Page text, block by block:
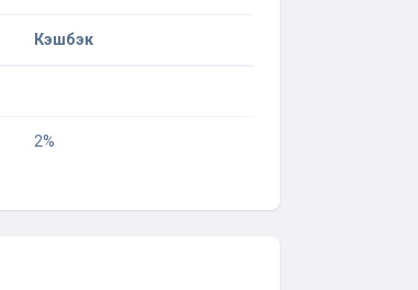
Кэшбэк
2%